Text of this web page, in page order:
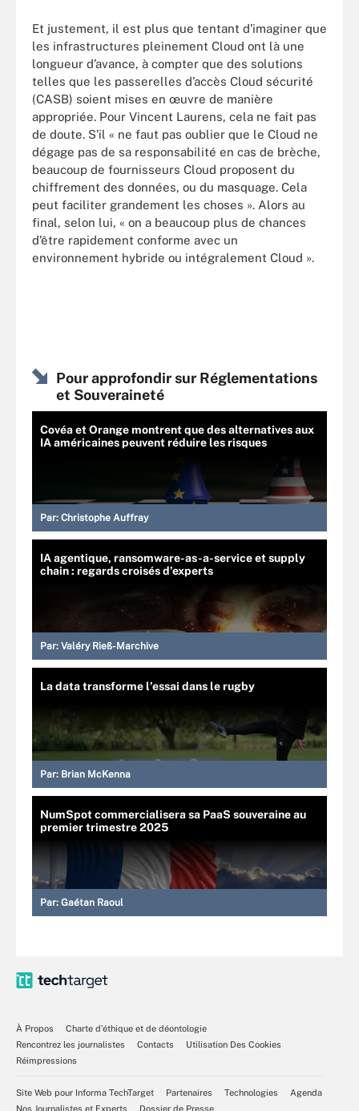
Et justement, il est plus que tentant d’imaginer que
les infrastructures pleinement Cloud ont là une
longueur d’avance, à compter que des solutions
telles que les passerelles d’accès Cloud sécurité
(CASB) soient mises en œuvre de manière
appropriée. Pour Vincent Laurens, cela ne fait pas
de doute. S’il « ne faut pas oublier que le Cloud ne
dégage pas de sa responsabilité en cas de brèche,
beaucoup de fournisseurs Cloud proposent du
chiffrement des données, ou du masquage. Cela
peut faciliter grandement les choses ». Alors au
final, selon lui, « on a beaucoup plus de chances
d’être rapidement conforme avec un
environnement hybride ou intégralement Cloud ».
Pour approfondir sur Réglementations
et Souveraineté
Covéa et Orange montrent que des alternatives aux
IA américaines peuvent réduire les risques
Par: Christophe Auffray
IA agentique, ransomware-as-a-service et supply
chain : regards croisés d’experts
Par: Valéry Rieß-Marchive
La data transforme l’essai dans le rugby
Par: Brian McKenna
NumSpot commercialisera sa PaaS souveraine au
premier trimestre 2025
Par: Gaétan Raoul
À Propos
Charte d’éthique et de déontologie
Rencontrez les journalistes
Contacts
Utilisation Des Cookies
Réimpressions
Site Web pour Informa TechTarget Partenaires Technologies
Agenda
Nos Journalistes et Experts
Dossier de Presse